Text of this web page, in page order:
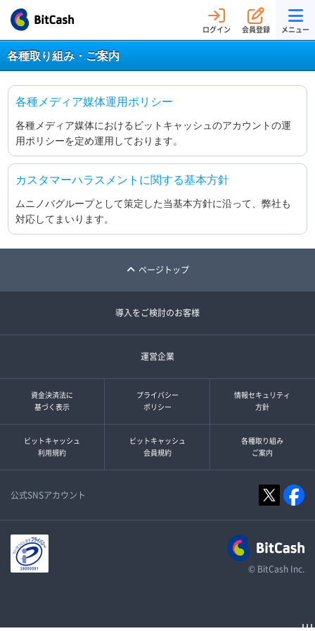
ログイン 会員登録 メニュー
各種取り組み・ご案内
各種メディア媒体運用ポリシー
各種メディア媒体におけるビットキャッシュのアカウントの運
用ポリシーを定め運用しております。
カスタマーハラスメントに関する基本方針
ムニノバグループとして策定した当基本方針に沿って、弊社も
対応してまいります。
ページトップ
導入をご検討のお客様
運営企業
資金決済法に
基づく表示
プライバシー
ポリシー
情報セキュリティ
方針
ビットキャッシュ
利用規約
ビットキャッシュ
会員規約
各種取り組み
ご案内
公式SNSアカウント
© BitCash Inc.